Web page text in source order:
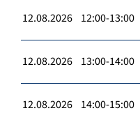
12.08.2026 12:00-13:00
12.08.2026 13:00-14:00
12.08.2026 14:00-15:00